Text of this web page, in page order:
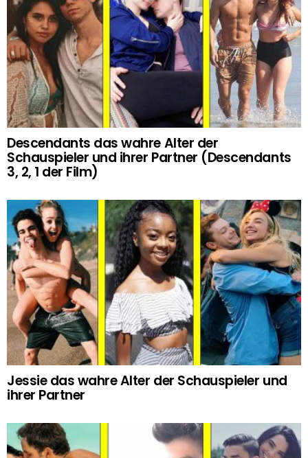
Descendants das wahre Alter der
Schauspieler und ihrer Partner (Descendants
3, 2, 1 der Film)
Jessie das wahre Alter der Schauspieler und
ihrer Partner